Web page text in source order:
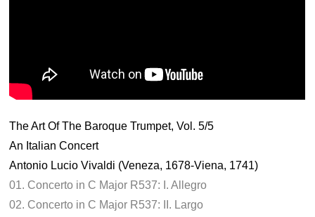
The Art Of The Baroque Trumpet, Vol. 5/5
An Italian Concert
Antonio Lucio Vivaldi (Veneza, 1678-Viena, 1741)
01. Concerto in C Major R537: I. Allegro
02. Concerto in C Major R537: II. Largo